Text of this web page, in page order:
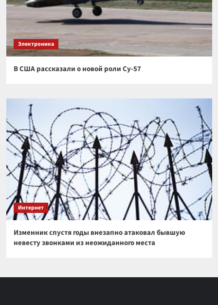
Электроника
В США рассказали о новой роли Су-57
Интернет
Изменник спустя годы внезапно атаковал бывшую
невесту звонками из неожиданного места